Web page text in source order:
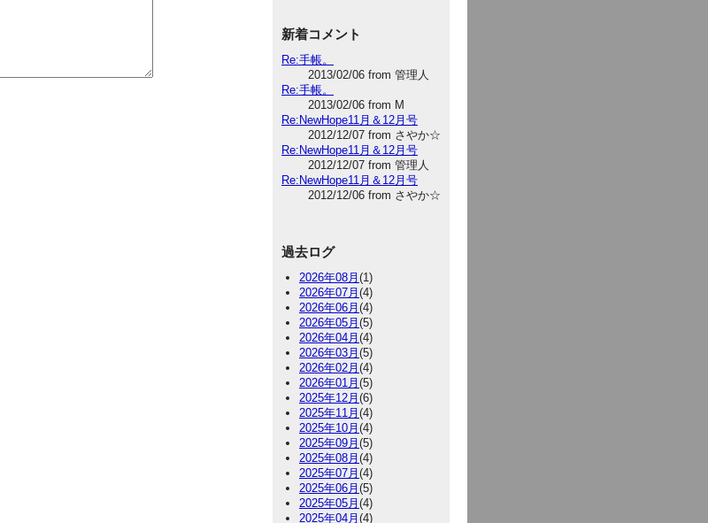
新着コメント
Re:手帳。
2013/02/06 from 管理人
Re:手帳。
2013/02/06 from M
Re:NewHope11月＆12月号
2012/12/07 from さやか☆
Re:NewHope11月＆12月号
2012/12/07 from 管理人
Re:NewHope11月＆12月号
2012/12/06 from さやか☆
過去ログ
2026年08月 (1)
2026年07月 (4)
2026年06月 (4)
2026年05月 (5)
2026年04月 (4)
2026年03月 (5)
2026年02月 (4)
2026年01月 (5)
2025年12月 (6)
2025年11月 (4)
2025年10月 (4)
2025年09月 (5)
2025年08月 (4)
2025年07月 (4)
2025年06月 (5)
2025年05月 (4)
2025年04月 (4)